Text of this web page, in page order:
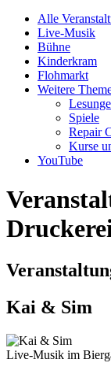
Alle
Live-Musik
Bühne
Kinderkram
Flohmarkt
Weitere
Spiele
Repair
Kurse
YouTube
Kai & Sim
Live-Musik im